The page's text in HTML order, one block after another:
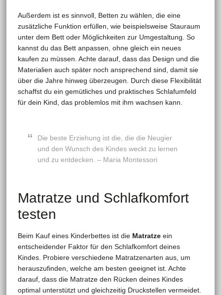
Außerdem ist es sinnvoll, Betten zu wählen, die eine
zusätzliche Funktion erfüllen, wie beispielsweise Stauraum
unter dem Bett oder Möglichkeiten zur Umgestaltung. So
kannst du das Bett anpassen, ohne gleich ein neues
kaufen zu müssen. Achte darauf, dass das Design und die
Materialien auch später noch ansprechend sind, damit sie
über die Jahre hinweg überzeugen. Durch diese Flexibilität
schaffst du ein gemütliches und praktisches Schlafumfeld
für dein Kind, das problemlos mit ihm wachsen kann.
Die beste Erziehung ist die, die die Neugier
und den Wunsch des Kindes weckt zu lernen
und zu entdecken. – Maria Montessori
Matratze und Schlafkomfort
testen
Beim Kauf eines Kinderbettes ist die Matratzeein
entscheidender Faktor für den Schlafkomfort deines
Kindes. Probiere verschiedene Matratzenarten aus, um
herauszufinden, welche am besten geeignet ist. Achte
darauf, dass die Matratze den Rücken deines Kindes
optimal unterstützt und gleichzeitig Druckstellen vermeidet.